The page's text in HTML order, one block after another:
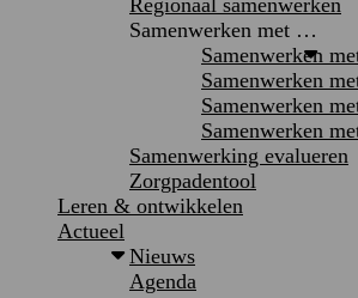
Regionaal samenwerken
Samenwerken met …
Samenwerken
Samenwerken
Samenwerken
Samenwerken
Samenwerking evalueren
Zorgpadentool
Leren & ontwikkelen
Actueel
Nieuws
Agenda